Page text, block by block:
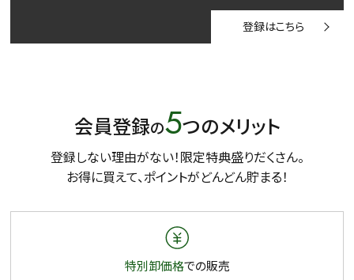
登録はこちら
会員登録の5つのメリット
登録しない理由がない！限定特典盛りだくさん。
お得に買えて、ポイントがどんどん貯まる！
特別卸価格での販売